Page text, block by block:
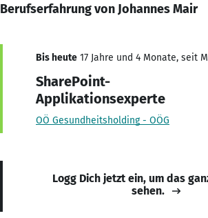
Berufserfahrung von Johannes Mair
Bis heute 17 Jahre und 4 Monate, seit
SharePoint-
Applikationsexperte
OÖ Gesundheitsholding - OÖG
Logg Dich jetzt ein, um das
sehen.